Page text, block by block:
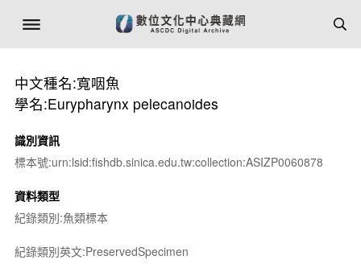
中文種名:寬咽魚
學名:Eurypharynx pelecanoides
識別資訊
標本號:urn:lsid:fishdb.sinica.edu.tw:collection:ASIZP0060878
資料類型
紀錄類別:魚類標本
紀錄類別英文:PreservedSpecimen